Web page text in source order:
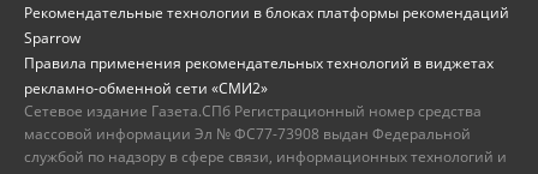
Рекомендательные технологии в блоках платформы рекомендаций
Sparrow
Правила применения рекомендательных технологий в виджетах
рекламно-обменной сети «СМИ2»
Сетевое издание Газета.СПб Регистрационный номер средства
массовой информации Эл № ФС77-73908 выдан Федеральной
службой по надзору в сфере связи, информационных технологий и